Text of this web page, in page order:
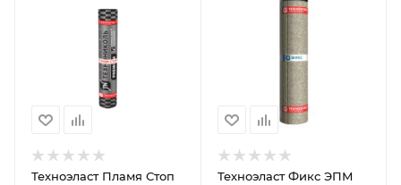
Техноэласт Пламя Стоп
Техноэласт Фикс ЭПМ